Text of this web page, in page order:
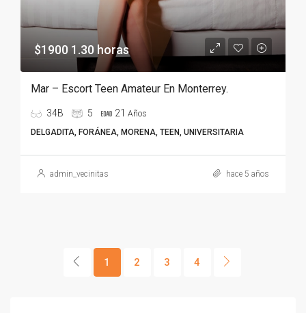
$1900 1.30 horas
Mar – Escort Teen Amateur En Monterrey.
34B 5 21 Años
DELGADITA, FORÁNEA, MORENA, TEEN, UNIVERSITARIA
admin_vecinitas hace 5 años
1 2 3 4